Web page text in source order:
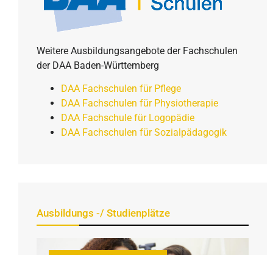
Weitere Ausbildungsangebote der Fachschulen
der DAA Baden-Württemberg
DAA Fachschulen für Pflege
DAA Fachschulen für Physiotherapie
DAA Fachschule für Logopädie
DAA Fachschulen für Sozialpädagogik
Ausbildungs -/ Studienplätze